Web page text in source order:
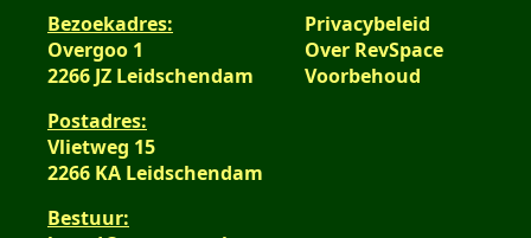
Bezoekadres:
Overgoo 1
2266 JZ Leidschendam
Postadres:
Vlietweg 15
2266 KA Leidschendam
Bestuur:
Privacybeleid
Over RevSpace
Voorbehoud